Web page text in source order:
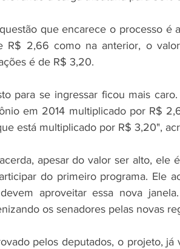
que encarece o processo é
R$ 2,66 como na anterior, o
é de R$ 3,20.
para se ingressar ficou mais
em 2014 multiplicado por R$
está multiplicado por R$ 3,20",
apesar do valor ser alto,
do primeiro programa. Ele
aproveitar essa nova
os senadores pelas novas
pelos deputados, o projeto,